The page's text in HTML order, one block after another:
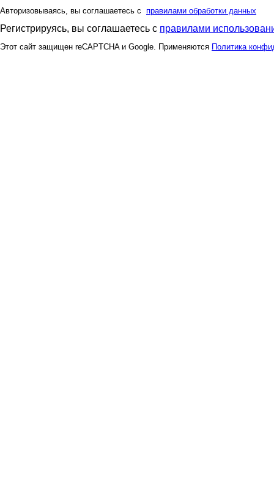
Авторизовываясь, вы соглашаетесь с правилами обработки данных
Регистрируясь, вы соглашаетесь с правилами
Этот сайт защищен reCAPTCHA и Google. Применяются Политика